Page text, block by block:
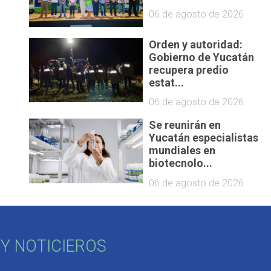
06 de agosto de 2026
Orden y autoridad:
Gobierno de Yucatán
recupera predio
estat...
06 de agosto de 2026
Se reunirán en
Yucatán especialistas
mundiales en
biotecnolo...
06 de agosto de 2026
NOTICIEROS